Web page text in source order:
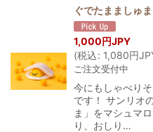
ぐでたまましゅ
1,000円JPY
(税込: 1,080円
ご注文受付中
今にもしゃべり
です！ サンリオ
ま」をマシュマ
り、おしり…